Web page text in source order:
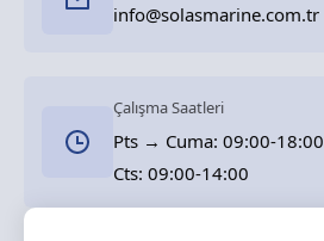
info@solasmarine.com.tr
Çalışma Saatleri
Pts → Cuma: 09:00-18:00
Cts: 09:00-14:00